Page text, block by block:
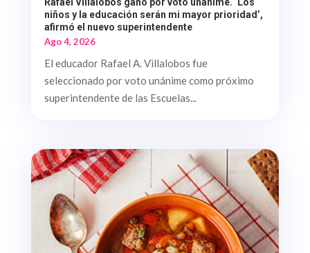
Rafael Villalobos ganó por voto unánime. ‘Los
niños y la educación serán mi mayor prioridad’,
afirmó el nuevo superintendente
Ago 4, 2026
El educador Rafael A. Villalobos fue
seleccionado por voto unánime como próximo
superintendente de las Escuelas...